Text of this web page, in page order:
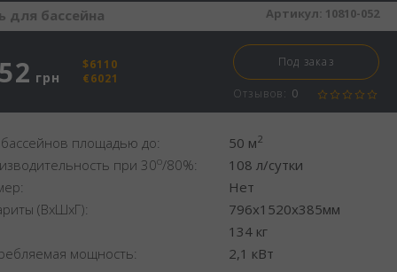
для бассейна
грн
$6110
€6021
Под заказ
Отзывов: 0
Артикул: 10810-052
площадью до: 50 м2
при 30o/80%:
108 л/сутки
Нет
(ВхШхГ):
796x1520x385мм
134 кг
мощность:
2,1 кВт